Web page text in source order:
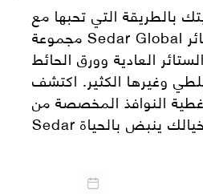
بالطريقة التي تحبها مع
مجموعة Sedar Global الواسعة من الستائر
العادية وورق الحائط
وغيرها الكثير. اكتشف
النوافذ المخصصة من